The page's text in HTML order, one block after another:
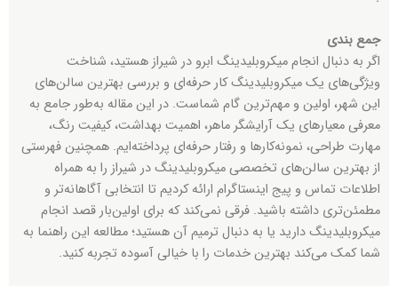
جمع بندی
اگر به دنبال انجام میکروبلیدینگ ابرو در شیراز هستید، شناخت
ویژگی‌های یک میکروبلیدینگ کار حرفه‌ای و بررسی بهترین سالن‌های
این شهر، اولین و مهم‌ترین گام شماست. در این مقاله به‌طور جامع به
معرفی معیارهای یک آرایشگر ماهر، اهمیت بهداشت، کیفیت رنگ،
مهارت طراحی، نمونه‌کارها و رفتار حرفه‌ای پرداخته‌ایم. همچنین فهرستی
از بهترین سالن‌های تخصصی میکروبلیدینگ در شیراز را به همراه
اطلاعات تماس و پیج اینستاگرام ارائه کردیم تا انتخابی آگاهانه‌تر و
مطمئن‌تری داشته باشید. فرقی نمی‌کند که برای اولین‌بار قصد انجام
میکروبلیدینگ دارید یا به دنبال ترمیم آن هستید؛ مطالعه این راهنما به
شما کمک می‌کند بهترین خدمات را با خیالی آسوده تجربه کنید.